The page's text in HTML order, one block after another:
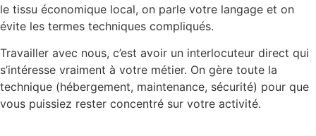
le tissu économique local, on parle votre langage et on
évite les termes techniques compliqués.
Travailler avec nous, c’est avoir un interlocuteur direct qui
s’intéresse vraiment à votre métier. On gère toute la
technique (hébergement, maintenance, sécurité) pour que
vous puissiez rester concentré sur votre activité.